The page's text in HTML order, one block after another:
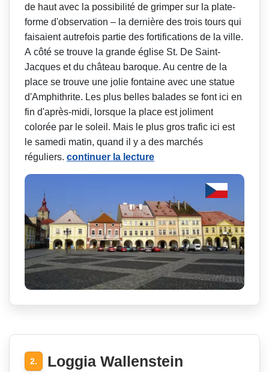
de haut avec la possibilité de grimper sur la plate-
forme d'observation – la dernière des trois tours qui
faisaient autrefois partie des fortifications de la ville.
A côté se trouve la grande église St. De Saint-
Jacques et du château baroque. Au centre de la
place se trouve une jolie fontaine avec une statue
d'Amphithrite. Les plus belles balades se font ici en
fin d'après-midi, lorsque la place est joliment
colorée par le soleil. Mais le plus gros trafic ici est
le samedi matin, quand il y a des marchés
réguliers. continuer la lecture
2. Loggia Wallenstein